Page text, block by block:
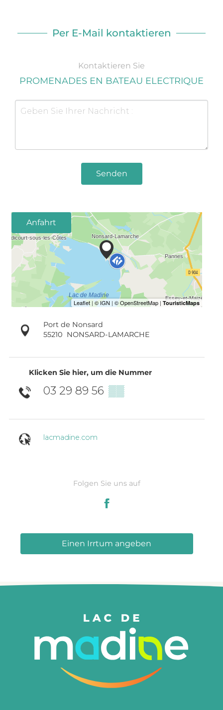
Per E-Mail kontaktieren
Kontaktieren Sie
PROMENADES EN BATEAU ELECTRIQUE
Senden
Anfahrt
Port de Nonsard
55210 NONSARD-LAMARCHE
Klicken Sie hier, um die Nummer
03 29 89 56 ▒▒
lacmadine.com
Folgen Sie uns auf
Einen Irrtum angeben